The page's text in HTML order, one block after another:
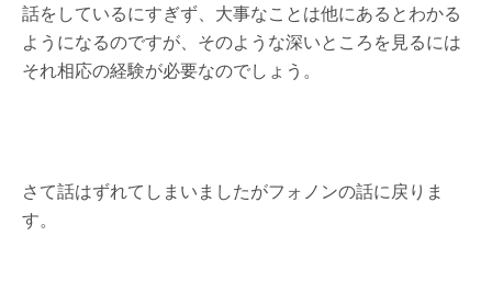
話をしているにすぎず、大事なことは他にあるとわかる
ようになるのですが、そのような深いところを見るには
それ相応の経験が必要なのでしょう。
さて話はずれてしまいましたがフォノンの話に戻りま
す。